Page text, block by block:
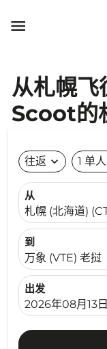

从札幌飞
Scoot的
往返 expand_more 1 单
从
札幌 (北海道)
到
万象 (VTE) 老挝
出发
fc-booking-
2026年08月13